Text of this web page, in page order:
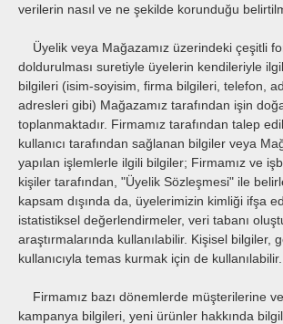
verilerin nasıl ve ne şekilde korunduğu
Üyelik veya Mağazamız üzerindeki çeşitli
doldurulması suretiyle üyelerin kendileriyle
bilgileri (isim-soyisim, firma bilgileri, telefon,
adresleri gibi) Mağazamız tarafından işin
toplanmaktadır. Firmamız tarafından talep
kullanıcı tarafından sağlanan bilgiler veya
yapılan işlemlerle ilgili bilgiler; Firmamız ve
kişiler tarafından, "Üyelik Sözleşmesi" ile
kapsam dışında da, üyelerimizin kimliği ifşa
istatistiksel değerlendirmeler, veri tabanı
araştırmalarında kullanılabilir. Kişisel bilgiler,
kullanıcıyla temas kurmak için de kullanılabilir.
Firmamız bazı dönemlerde müşterilerine
kampanya bilgileri, yeni ürünler hakkında